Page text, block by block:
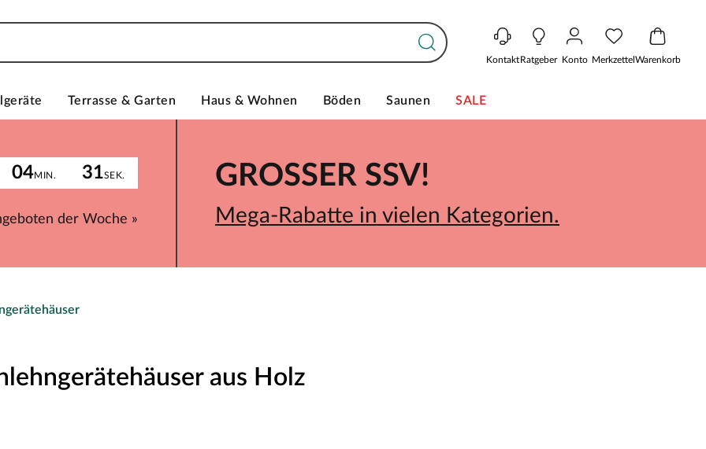
KontaktRatgeber Konto MerkzettelWarenkorb
Terrasse & Garten Haus & Wohnen Böden Saunen SALE
04MIN. 31SEK.
der Woche »
GROSSER SSV!
Mega-Rabatte in vielen Kategorien.
aus Holz